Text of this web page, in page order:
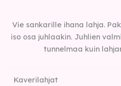
Vie sankarille ihana lahja.
iso osa juhlaakin. Juhlien
tunnelmaa kuin
Kaverilahjat